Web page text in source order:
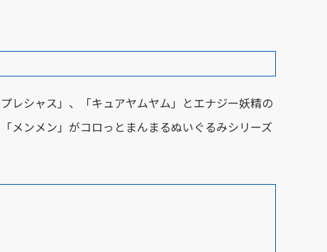
レシャス」、「キュアヤムヤム」とエナジー妖精の
「メンメン」がコロっとまんまるぬいぐるみシリーズ